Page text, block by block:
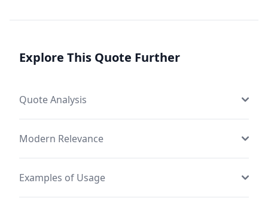
Explore This Quote Further
Quote Analysis
Modern Relevance
Examples of Usage